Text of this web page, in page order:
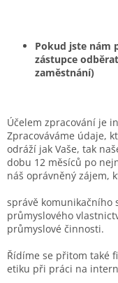
Pokud jste nám
zástupce
zaměstnání)
Účelem zpracování je
Zpracováváme údaje,
odráží jak Vaše, tak
dobu 12 měsíců po
náš oprávněný zájem,
správě komunikačního
průmyslového
průmyslové činnosti.
Řídíme se přitom také
etiku při práci na